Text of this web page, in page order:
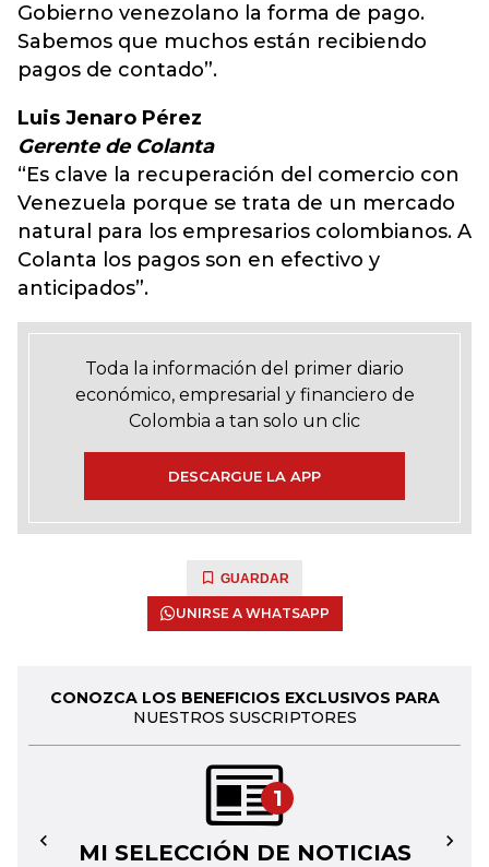
Gobierno venezolano la forma de pago.
Sabemos que muchos están recibiendo
pagos de contado”.
Luis Jenaro Pérez
Gerente de Colanta
“Es clave la recuperación del comercio con
Venezuela porque se trata de un mercado
natural para los empresarios colombianos. A
Colanta los pagos son en efectivo y
anticipados”.
Toda la información del primer diario
económico, empresarial y financiero de
Colombia a tan solo un clic
DESCARGUE LA APP
GUARDAR
UNIRSE A WHATSAPP
CONOZCA LOS BENEFICIOS EXCLUSIVOS PARA
NUESTROS SUSCRIPTORES
1
MI SELECCIÓN DE NOTICIAS
← →